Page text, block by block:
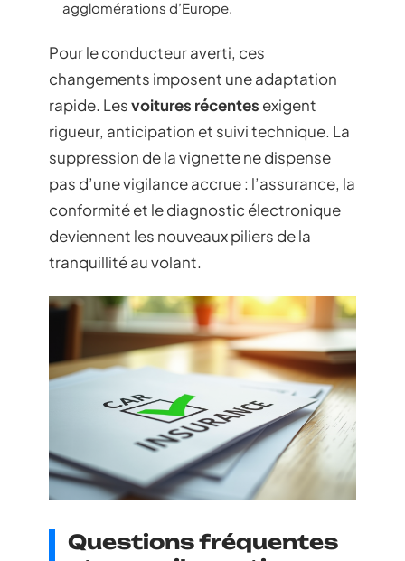
agglomérations d’Europe.
Pour le conducteur averti, ces
changements imposent une adaptation
rapide. Lesvoitures récentes exigent
rigueur, anticipation et suivi technique. La
suppression de la vignette ne dispense
pas d’une vigilance accrue : l’assurance, la
conformité et le diagnostic électronique
deviennent les nouveaux piliers de la
tranquillité au volant.
Questions fréquentes